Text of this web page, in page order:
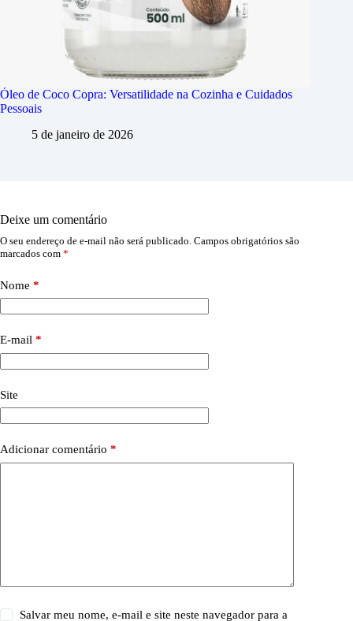
Óleo de Coco Copra: Versatilidade na Cozinha e Cuidados
Pessoais
5 de janeiro de 2026
Deixe um comentário
O seu endereço de e-mail não será publicado. Campos obrigatórios são
marcados com *
Nome *
E-mail *
Site
Adicionar comentário *
Salvar meu nome, e-mail e site neste navegador para a